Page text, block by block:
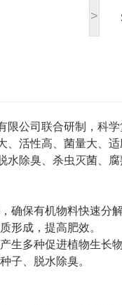
>
限公司联合研制，科
、活性高、菌量大、
除臭、杀虫灭菌、腐
确保有机物料快速分解
形成，提高肥效。
生多种促进植物生长物
子、脱水除臭。